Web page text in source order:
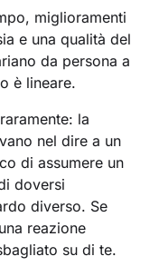
miglioramenti
e una qualità del
da persona a
è lineare.
la
nel dire a un
di assumere un
doversi
diverso. Se
reazione
su di te.